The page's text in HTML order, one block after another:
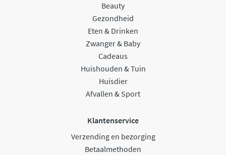
Beauty
Gezondheid
Eten & Drinken
Zwanger & Baby
Cadeaus
Huishouden & Tuin
Huisdier
Afvallen & Sport
Klantenservice
Verzending en bezorging
Betaalmethoden